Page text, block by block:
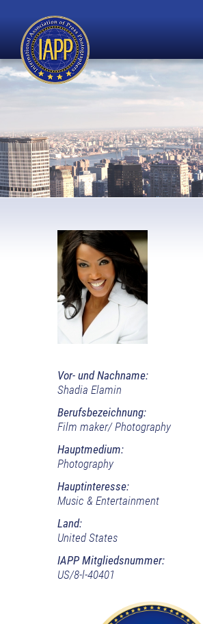
Vor- und Nachname:
Shadia Elamin
Berufsbezeichnung:
Film maker/ Photography
Hauptmedium:
Photography
Hauptinteresse:
Music & Entertainment
Land:
United States
IAPP Mitgliedsnummer:
US/8-l-40401